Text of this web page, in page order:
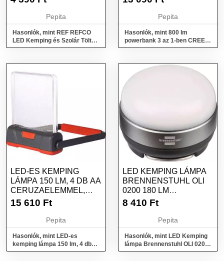
Pepita
Hasonlók, mint REF REFCO
LED Kemping és Szolár Töltő
Lámpa, 2 az 1-ben, külső ak...
Pepita
Hasonlók, mint 800 lm
powerbank 3 az 1-ben CREE
T6 + SMD LED kemping lámpa
LED-ES KEMPING
LÁMPA 150 LM, 4 DB AA
CERUZAELEMMEL,
SÖTÉTSZÜRKE,...
15 610 Ft
Pepita
Hasonlók, mint LED-es
kemping lámpa 150 lm, 4 db
AA ceruzaelemmel,
LED KEMPING LÁMPA
BRENNENSTUHL OLI
0200 180 LM
ELEMEKRŐL
8 410 Ft
Pepita
Hasonlók, mint LED Kemping
lámpa Brennenstuhl OLI 0200
180 lm Elemekről üzemelte...